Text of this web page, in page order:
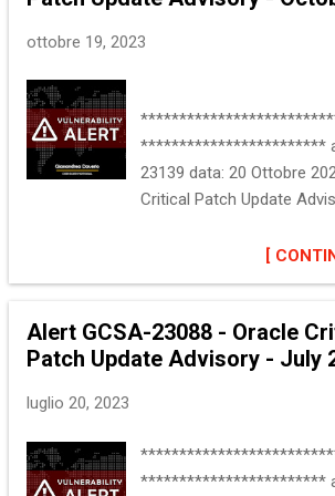
aggressore remoto
appena possibile.
sono disponibili alla
Software interessato
Oracle Essbase Oracle
molte altre versioni e
ottobre 19, 2023
************************
23139 data: 20 Ottobre
Critical Patch Update
************************ ::
Patch Update July 2023.
risolve 387 vulnerabilita', di
interessati. Oracle
[
Alert GCSA-23088 - Oracle
Patch Update Advisory - July
luglio 20, 2023
************************